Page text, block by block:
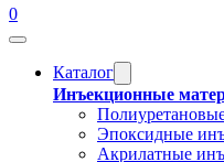
0
Каталог
Инъекционные
Эпоксидные
Акрилатные